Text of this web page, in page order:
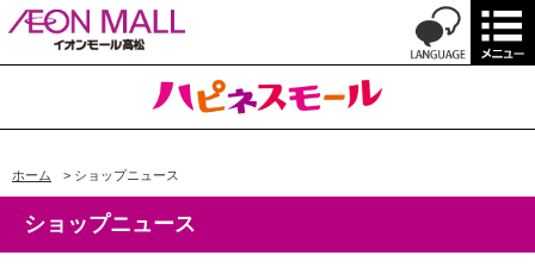
ホーム > ショップニュース
ショップニュース